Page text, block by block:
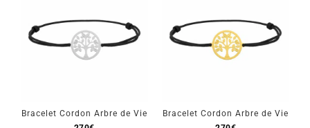
Bracelet Cordon Arbre de Vie
Bracelet Cordon Arbre de Vie